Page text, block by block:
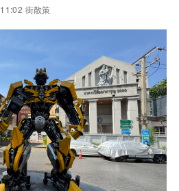
11:02 街散策